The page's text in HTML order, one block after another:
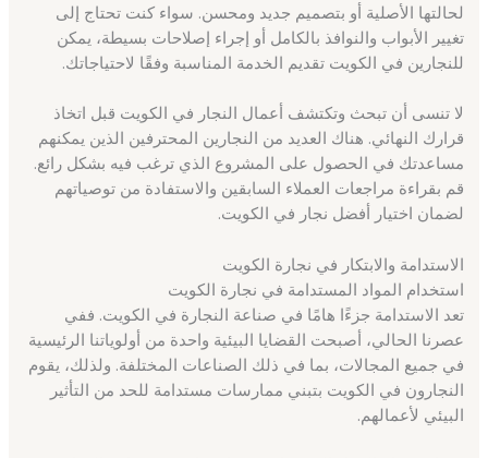
لحالتها الأصلية أو بتصميم جديد ومحسن. سواء كنت تحتاج إلى
تغيير الأبواب والنوافذ بالكامل أو إجراء إصلاحات بسيطة، يمكن
للنجارين في الكويت تقديم الخدمة المناسبة وفقًا لاحتياجاتك.
لا تنسى أن تبحث وتكتشف أعمال النجار في الكويت قبل اتخاذ
قرارك النهائي. هناك العديد من النجارين المحترفين الذين يمكنهم
مساعدتك في الحصول على المشروع الذي ترغب فيه بشكل رائع.
قم بقراءة مراجعات العملاء السابقين والاستفادة من توصياتهم
لضمان اختيار أفضل نجار في الكويت.
الاستدامة والابتكار في نجارة الكويت
استخدام المواد المستدامة في نجارة الكويت
تعد الاستدامة جزءًا هامًا في صناعة النجارة في الكويت. ففي
عصرنا الحالي، أصبحت القضايا البيئية واحدة من أولوياتنا الرئيسية
في جميع المجالات، بما في ذلك الصناعات المختلفة. ولذلك، يقوم
النجارون في الكويت بتبني ممارسات مستدامة للحد من التأثير
البيئي لأعمالهم.